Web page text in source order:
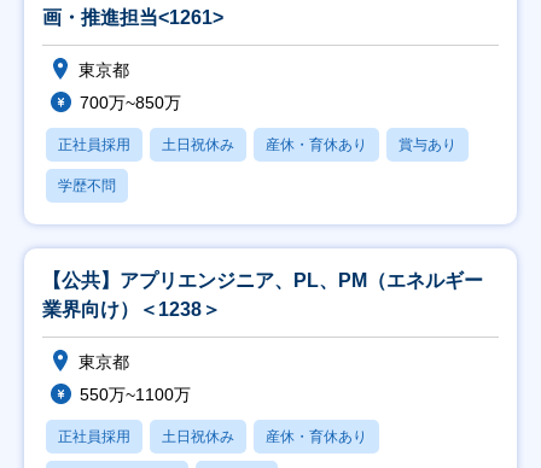
画・推進担当<1261>
東京都
700万~850万
正社員採用 土日祝休み 産休・育休あり 賞与あり
学歴不問
【公共】アプリエンジニア、PL、PM（エネルギー
業界向け）＜1238＞
東京都
550万~1100万
正社員採用 土日祝休み 産休・育休あり